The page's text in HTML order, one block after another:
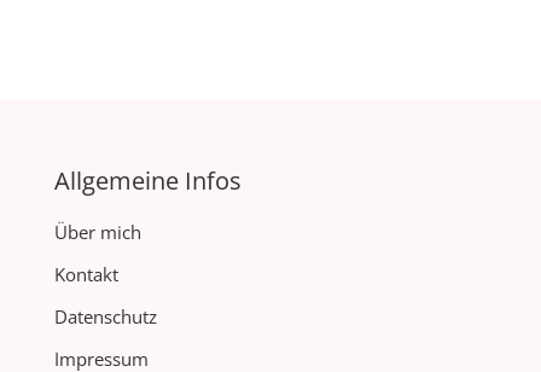
Allgemeine Infos
Über mich
Kontakt
Datenschutz
Impressum